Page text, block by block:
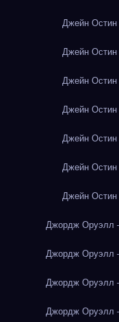
Джейн Остин
Джейн Остин
Джейн Остин
Джейн Остин
Джейн Остин
Джейн Остин
Джейн Остин
Джордж Оруэлл
Джордж Оруэлл
Джордж Оруэлл
Джордж Оруэлл